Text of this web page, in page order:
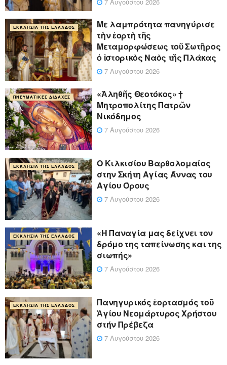
ΕΚΚΛΗΣΊΑ ΤΗΣ ΕΛΛΆΔΟΣ
Με λαμπρότητα πανηγύρισε
τὴν ἑορτὴ τῆς
Μεταμορφώσεως τοῦ Σωτῆρος
ὁ ἱστορικὸς Ναὸς τῆς Πλάκας
7 Αυγούστου 2026
ΠΝΕΥΜΑΤΙΚΈΣ ΔΙΔΑΧΈΣ
«Ἀληθῆς Θεοτόκος» †
Μητροπολίτης Πατρῶν
Νικόδημος
7 Αυγούστου 2026
ΕΚΚΛΗΣΊΑ ΤΗΣ ΕΛΛΆΔΟΣ
Ο Κιλκισίου Βαρθολομαίος
στην Σκήτη Αγίας Άννας του
Αγίου Όρους
7 Αυγούστου 2026
ΕΚΚΛΗΣΊΑ ΤΗΣ ΕΛΛΆΔΟΣ
«Η Παναγία μας δείχνει τον
δρόμο της ταπείνωσης και της
σιωπής»
7 Αυγούστου 2026
ΕΚΚΛΗΣΊΑ ΤΗΣ ΕΛΛΆΔΟΣ
Πανηγυρικός ἑορτασμός τοῦ
Ἁγίου Νεομάρτυρος Χρήστου
στήν Πρέβεζα
7 Αυγούστου 2026